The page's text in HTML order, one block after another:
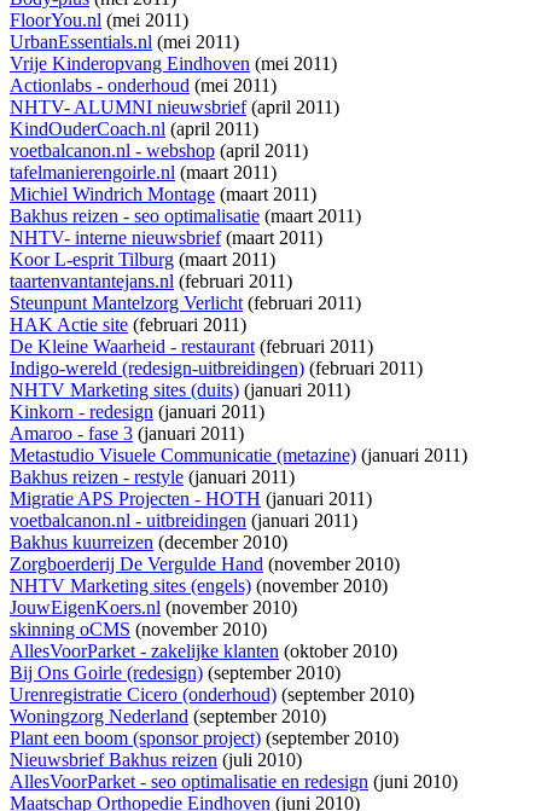
FloorYou.nl (mei 2011)
UrbanEssentials.nl (mei 2011)
Vrije Kinderopvang Eindhoven (mei 2011)
Actionlabs - onderhoud (mei 2011)
NHTV- ALUMNI nieuwsbrief(april 2011)
KindOuderCoach.nl (april 2011)
voetbalcanon.nl - webshop (april 2011)
tafelmanierengoirle.nl (maart 2011)
Michiel Windrich Montage (maart 2011)
Bakhus reizen - seo optimalisatie (maart 2011)
NHTV- interne nieuwsbrief(maart 2011)
Koor L-esprit Tilburg (maart 2011)
taartenvantantejans.nl (februari 2011)
Steunpunt Mantelzorg Verlicht(februari 2011)
HAK Actie site (februari 2011)
De Kleine Waarheid - restaurant(februari 2011)
Indigo-wereld (redesign-uitbreidingen) (februari 2011)
NHTV Marketing sites (duits) (januari 2011)
Kinkorn - redesign (januari 2011)
Amaroo - fase 3 (januari 2011)
Metastudio Visuele Communicatie (metazine) (januari 2011)
Bakhus reizen - restyle (januari 2011)
Migratie APS Projecten - HOTH (januari 2011)
voetbalcanon.nl - uitbreidingen (januari 2011)
Bakhus kuurreizen (december 2010)
Zorgboerderij De Vergulde Hand (november 2010)
NHTV Marketing sites (engels) (november 2010)
JouwEigenKoers.nl (november 2010)
skinning oCMS (november 2010)
AllesVoorParket - zakelijke klanten (oktober 2010)
Bij Ons Goirle (redesign) (september 2010)
Urenregistratie Cicero (onderhoud) (september 2010)
Woningzorg Nederland (september 2010)
Plant een boom (sponsor project) (september 2010)
Nieuwsbrief Bakhus reizen (juli 2010)
AllesVoorParket - seo optimalisatie en redesign (juni 2010)
Maatschap Orthopedie Eindhoven (juni 2010)